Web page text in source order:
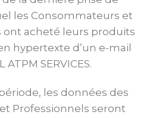
les Consommateurs et
ont acheté leurs produits
hypertexte d’un e-mail
ATPM SERVICES.
les données des
Professionnels seront